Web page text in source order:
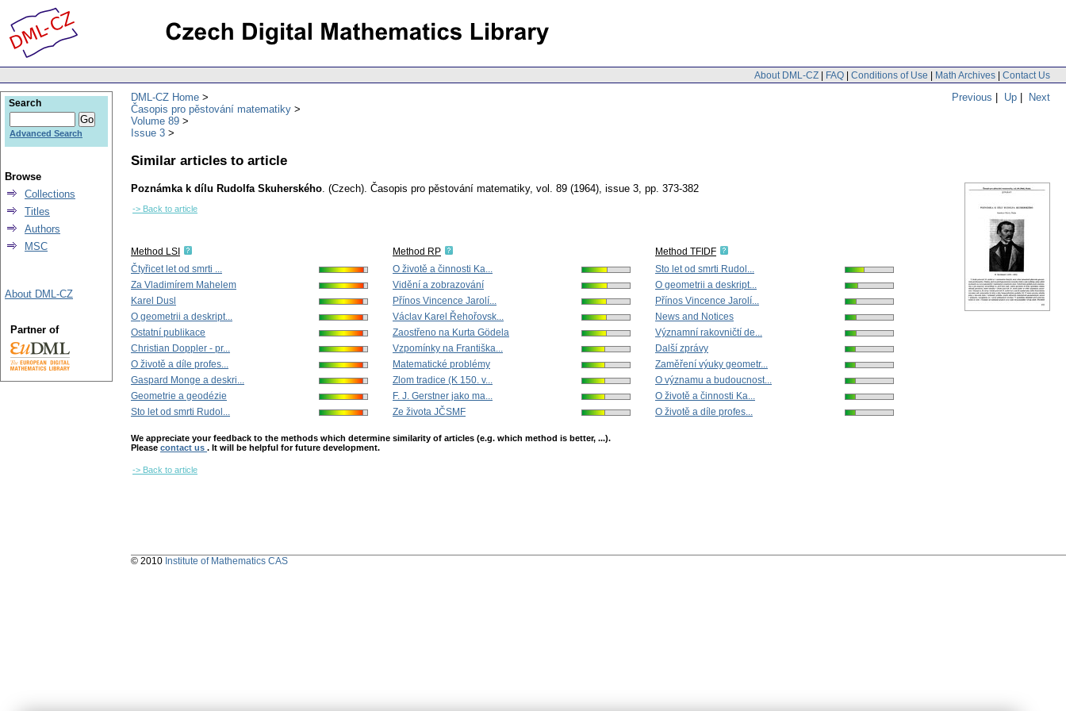
About DML-CZ | FAQ | Conditions of Use | Math Archives | Contact Us
Previous | Up | Next
DML-CZ Home
Časopis pro pěstování matematiky
Volume 89
Issue 3
Similar articles to article
Poznámka k dílu Rudolfa Skuherského. (Czech). Časopis pro pěstování matematiky, vol. 89 (1964), issue 3, pp. 373-382
-> Back to article
Method LSI
Čtyřicet let od smrti ...
Za Vladimírem Mahelem
Karel Dusl
O geometrii a deskript...
Ostatní publikace
Christian Doppler - pr...
O životě a díle profes...
Gaspard Monge a deskri...
Geometrie a geodézie
Sto let od smrti Rudol...
Method RP
O životě a činnosti Ka...
Vidění a zobrazování
Přínos Vincence Jarolí...
Václav Karel Řehořovsk...
Zaostřeno na Kurta Gödela
Vzpomínky na Františka...
Matematické problémy
Zlom tradice (K 150. v...
F. J. Gerstner jako ma...
Ze života JČSMF
Method TFIDF
Sto let od smrti Rudol...
O geometrii a deskript...
Přínos Vincence Jarolí...
News and Notices
Významní rakovničtí de...
Další zprávy
Zaměření výuky geometr...
O významu a budoucnost...
O životě a činnosti Ka...
O životě a díle profes...
We appreciate your feedback to the methods which determine similarity of articles (e.g. which method is better, ...).
Please contact us . It will be helpful for future development.
-> Back to article
Search
Advanced Search
Browse
Collections
Titles
Authors
MSC
About DML-CZ
Partner of
© 2010 Institute of Mathematics CAS